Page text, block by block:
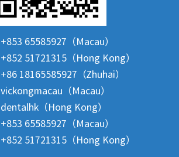
+853 65585927（Macau）
+852 51721315（Hong Kong）
+86 18165585927（Zhuhai）
vickongmacau（Macau）
dentalhk（Hong Kong）
+853 65585927（Macau）
+852 51721315（Hong Kong）